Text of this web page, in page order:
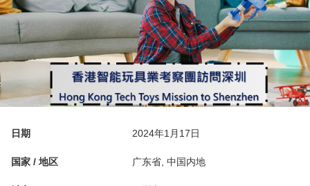
日期 2024年1月17日
国家 / 地区 广东省, 中国内地